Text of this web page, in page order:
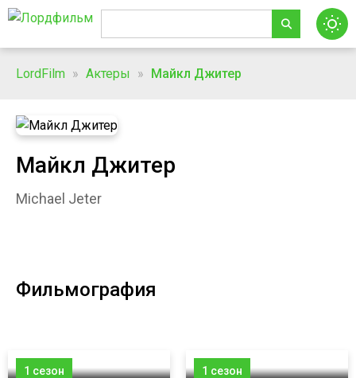
LordFilm » Актеры » Майкл Джитер
Майкл Джитер
Michael Jeter
Фильмография
1 сезон 1 сезон